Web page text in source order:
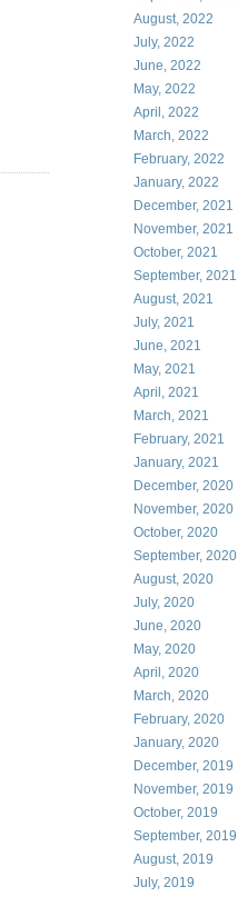
August, 2022
July, 2022
June, 2022
May, 2022
April, 2022
March, 2022
February, 2022
January, 2022
December, 2021
November, 2021
October, 2021
September, 2021
August, 2021
July, 2021
June, 2021
May, 2021
April, 2021
March, 2021
February, 2021
January, 2021
December, 2020
November, 2020
October, 2020
September, 2020
August, 2020
July, 2020
June, 2020
May, 2020
April, 2020
March, 2020
February, 2020
January, 2020
December, 2019
November, 2019
October, 2019
September, 2019
August, 2019
July, 2019